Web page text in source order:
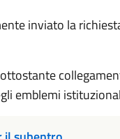
inviato la
emblemi